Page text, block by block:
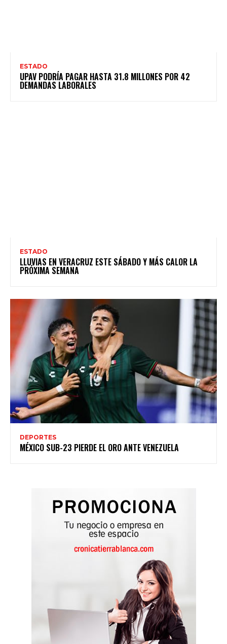
ESTADO
UPAV PODRÍA PAGAR HASTA 31.8 MILLONES POR 42
DEMANDAS LABORALES
ESTADO
LLUVIAS EN VERACRUZ ESTE SÁBADO Y MÁS CALOR LA
PRÓXIMA SEMANA
DEPORTES
MÉXICO SUB-23 PIERDE EL ORO ANTE VENEZUELA